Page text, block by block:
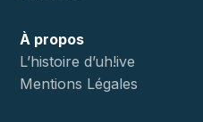
À propos
L’histoire d’uh!ive
Mentions Légales